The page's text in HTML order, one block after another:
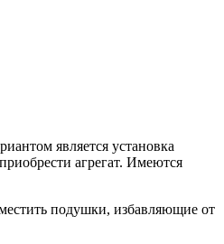
является установка
агрегат. Имеются
подушки, избавляющие от